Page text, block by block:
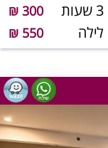
3 שעות 300 ₪
לילה 550 ₪